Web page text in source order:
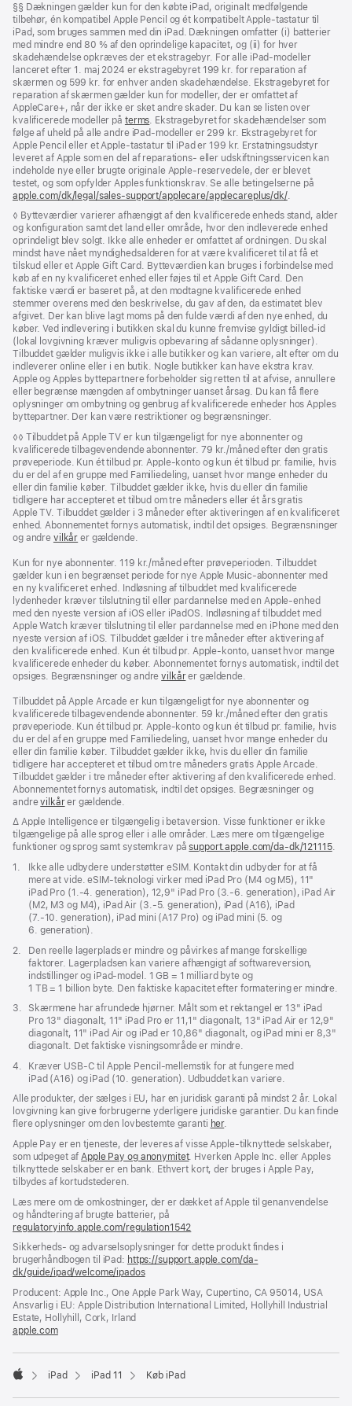
Fodnote
§§ Dækningen gælder kun for den købte iPad, originalt medfølgende
tilbehør, én kompatibel Apple Pencil og ét kompatibelt Apple-tastatur til
iPad, som bruges sammen med din iPad. Dækningen omfatter (i) batterier
med mindre end 80 % af den oprindelige kapacitet, og (ii) for hver
skadehændelse opkræves der et ekstragebyr. For alle iPad-modeller
lanceret efter 1. maj 2024 er ekstragebyret 199 kr. for reparation af
skærmen og 599 kr. for enhver anden skadehændelse. Ekstragebyret for
reparation af skærmen gælder kun for modeller, der er omfattet af
AppleCare+, når der ikke er sket andre skader. Du kan se listen over
kvalificerede modeller på terms . Ekstragebyret for skadehændelser som
følge af uheld på alle andre iPad-modeller er 299 kr. Ekstragebyret for
Apple Pencil eller et Apple-tastatur til iPad er 199 kr. Erstatningsudstyr
leveret af Apple som en del af reparations- eller udskiftnings­servicen kan
indeholde nye eller brugte originale Apple-reservedele, der er blevet
testet, og som opfylder Apples funktionskrav. Se alle betingelserne på
apple.com/dk/legal/sales-support/applecare/applecareplus/dk/.
Fodnote
◊ Bytteværdier varierer afhængigt af den kvalificerede enheds stand, alder
og konfiguration samt det land eller område, hvor den indleverede enhed
oprindeligt blev solgt. Ikke alle enheder er omfattet af ordningen. Du skal
mindst have nået myndighedsalderen for at være kvalificeret til at få et
tilskud eller et Apple Gift Card. Bytteværdien kan bruges i forbindelse med
køb af en ny kvalificeret enhed eller føjes til et Apple Gift Card. Den
faktiske værdi er baseret på, at den modtagne kvalificerede enhed
stemmer overens med den beskrivelse, du gav af den, da estimatet blev
afgivet. Der kan blive lagt moms på den fulde værdi af den nye enhed, du
køber. Ved indlevering i butikken skal du kunne fremvise gyldigt billed-id
(lokal lovgivning kræver muligvis opbevaring af sådanne oplysninger).
Tilbuddet gælder muligvis ikke i alle butikker og kan variere, alt efter om du
indleverer online eller i en butik. Nogle butikker kan have ekstra krav.
Apple og Apples byttepartnere forbeholder sig retten til at afvise, annullere
eller begrænse mængden af ombytninger uanset årsag. Du kan få flere
oplysninger om ombytning og genbrug af kvalificerede enheder hos Apples
byttepartner. Der kan være restriktioner og begrænsninger.
Fodnote
◊◊ Tilbuddet på Apple TV er kun tilgængeligt for nye abonnenter og
kvalificerede tilbagevendende abonnenter. 79 kr./måned efter den gratis
prøveperiode. Kun ét tilbud pr. Apple‑konto og kun ét tilbud pr. familie, hvis
du er del af en gruppe med Familiedeling, uanset hvor mange enheder du
eller din familie køber. Tilbuddet gælder ikke, hvis du eller din familie
tidligere har accepteret et tilbud om tre måneders eller ét års gratis
Apple TV. Tilbuddet gælder i 3 måneder efter aktiveringen af en kvalificeret
enhed. Abonnementet fornys automatisk, indtil det opsiges. Begrænsninger
og andre vilkår er gældende.
Kun for nye abonnenter. 119 kr./måned efter prøveperioden. Tilbuddet
gælder kun i en begrænset periode for nye Apple Music-abonnenter med
en ny kvalificeret enhed. Indløsning af tilbuddet med kvalificerede
lydenheder kræver tilslutning til eller pardannelse med en Apple-enhed
med den nyeste version af iOS eller iPadOS. Indløsning af tilbuddet med
Apple Watch kræver tilslutning til eller pardannelse med en iPhone med den
nyeste version af iOS. Tilbuddet gælder i tre måneder efter aktivering af
den kvalificerede enhed. Kun ét tilbud pr. Apple‑konto, uanset hvor mange
kvalificerede enheder du køber. Abonnementet fornys automatisk, indtil det
opsiges. Begrænsninger og andrevilkårer gældende.
Tilbuddet på Apple Arcade er kun tilgængeligt for nye abonnenter og
kvalificerede tilbagevendende abonnenter. 59 kr./måned efter den gratis
prøveperiode. Kun ét tilbud pr. Apple‑konto og kun ét tilbud pr. familie, hvis
du er del af en gruppe med Familiedeling, uanset hvor mange enheder du
eller din familie køber. Tilbuddet gælder ikke, hvis du eller din familie
tidligere har accepteret et tilbud om tre måneders gratis Apple Arcade.
Tilbuddet gælder i tre måneder efter aktivering af den kvalificerede enhed.
Abonnementet fornys automatisk, indtil det opsiges. Begræsninger og
andrevilkårer gældende.
Fodnote
∆ Apple Intelligence er tilgængelig i betaversion. Visse funktioner er ikke
tilgængelige på alle sprog eller i alle områder. Læs mere om tilgængelige
funktioner og sprog samt systemkrav påsupport.apple.com/da-dk/121115.
Fodnote
1.
Ikke alle udbydere understøtter eSIM. Kontakt din udbyder for at få
mere at vide. eSIM-teknologi virker med iPad Pro (M4 og M5), 11"
iPad Pro (1.‑4. generation), 12,9" iPad Pro (3.‑6. generation), iPad Air
(M2, M3 og M4), iPad Air (3.‑5. generation), iPad (A16), iPad
(7.‑10. generation), iPad mini (A17 Pro) og iPad mini (5. og
6. generation).
Fodnote
2.
Den reelle lagerplads er mindre og påvirkes af mange forskellige
faktorer. Lagerpladsen kan variere afhængigt af softwareversion,
indstillinger og iPad-model. 1 GB = 1 milliard byte og
1 TB = 1 billion byte. Den faktiske kapacitet efter formatering er mindre.
Fodnote
3.
Skærmene har afrundede hjørner. Målt som et rektangel er 13" iPad
Pro 13" diagonalt, 11" iPad Pro er 11,1" diagonalt, 13" iPad Air er 12,9"
diagonalt, 11" iPad Air og iPad er 10,86" diagonalt, og iPad mini er 8,3"
diagonalt. Det faktiske visningsområde er mindre.
Fodnote
4.
Kræver USB‑C til Apple Pencil-mellemstik for at fungere med
iPad (A16) og iPad (10. generation). Udbuddet kan variere.
Alle produkter, der sælges i EU, har en juridisk garanti på mindst 2 år. Lokal
lovgivning kan give forbrugerne yderligere juridiske garantier. Du kan finde
flere oplysninger om den lovbestemte garanti her.
Apple Pay er en tjeneste, der leveres af visse Apple-tilknyttede selskaber,
som udpeget afApple Pay og anonymitet. Hverken Apple Inc. eller Apples
tilknyttede selskaber er en bank. Ethvert kort, der bruges i Apple Pay,
tilbydes af kortudstederen.
Læs mere om de omkostninger, der er dækket af Apple til genanvendelse
og håndtering af brugte batterier, på
regulatoryinfo.apple.com/regulation1542
et
nyt
Sikkerheds- og advarselsoplysninger for dette produkt findes i
brugerhåndbogen til iPad: https://support.apple.com/da-
dk/guide/ipad/welcome/ipados(åbner
et
nyt
Producent: Apple Inc., One Apple Park Way, Cupertino, CA 95014, USA
Ansvarlig i EU: Apple Distribution International Limited, Hollyhill Industrial
Estate, Hollyhill, Cork, Irland
apple.com(åbner
et
vindue)
iPad iPad 11 Køb iPad